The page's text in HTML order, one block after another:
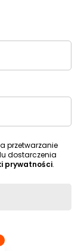
przetwarzanie
dostarczenia
prywatności.